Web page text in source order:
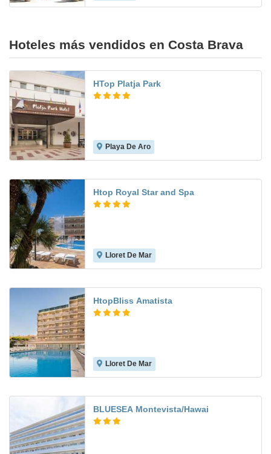
Hoteles más vendidos en Costa Brava
HTop Platja Park
Playa De Aro
Htop Royal Star and Spa
Lloret De Mar
HtopBliss Amatista
Lloret De Mar
BLUESEA Montevista/Hawai